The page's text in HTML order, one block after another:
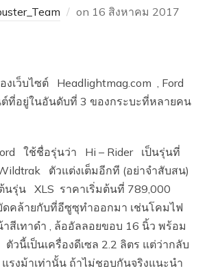
on 16 สิงหาคม 2017
งเว็บไซต์ Headlightmag.com , Ford
ต์ที่อยู่ในอันดับที่ 3 ของกระบะที่หลายคน
ใช้ชื่อรุ่นว่า Hi – Rider เป็นรุ่นที่
ตัวแต่งเต็มอีกที (อย่าจำสับสน)
นรุ่น XLS ราคาเริ่มต้นที่ 789,000
ดคล้ายกับที่อีซูซุทำออกมา เช่นโคมไฟ
สีเทาดำ , ล้ออัลลอยขอบ 16 นิ้ว พร้อม
วนี้เป็นเครื่องดีเซล 2.2 ลิตร แต่ว่ากลับ
แรงม้าเท่านั้น ถ้าไม่ชอบกันจริงแนะนำ